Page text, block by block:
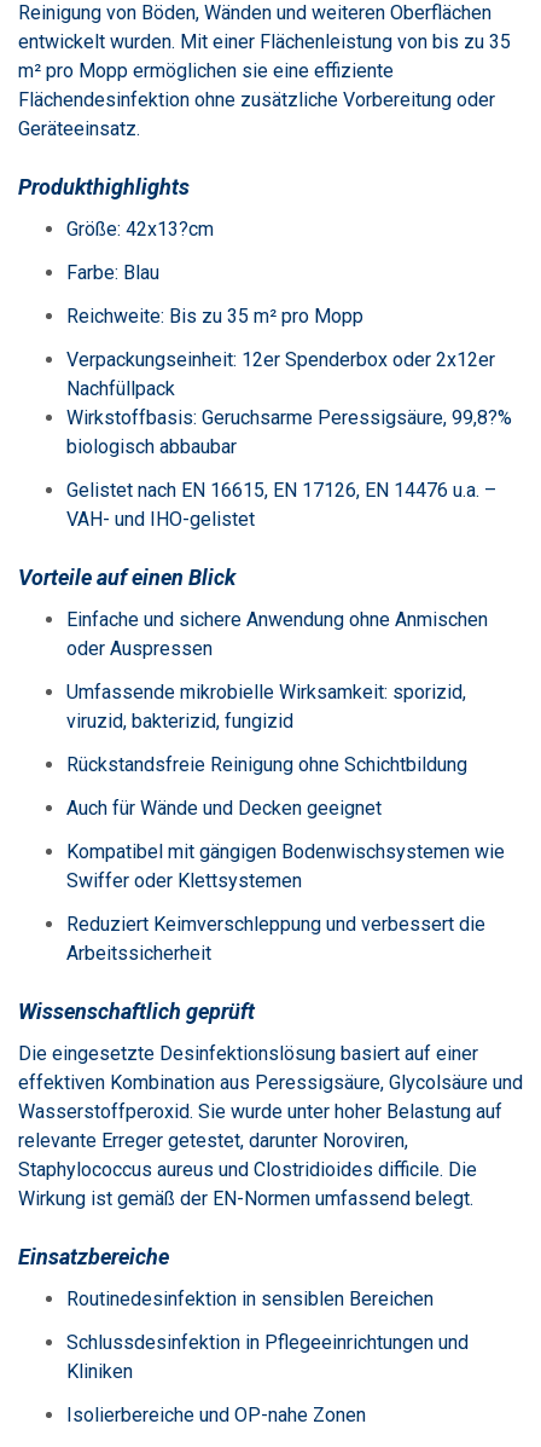
Reinigung von Böden, Wänden und weiteren Oberflächen
entwickelt wurden. Mit einer Flächenleistung von bis zu 35
m² pro Mopp ermöglichen sie eine effiziente
Flächendesinfektion ohne zusätzliche Vorbereitung oder
Geräteeinsatz.
Produkthighlights
Größe: 42x13?cm
Farbe: Blau
Reichweite: Bis zu 35 m² pro Mopp
Verpackungseinheit: 12er Spenderbox oder 2x12er
Nachfüllpack
Wirkstoffbasis: Geruchsarme Peressigsäure, 99,8?%
biologisch abbaubar
Gelistet nach EN 16615, EN 17126, EN 14476 u.a. –
VAH- und IHO-gelistet
Vorteile auf einen Blick
Einfache und sichere Anwendung ohne Anmischen
oder Auspressen
Umfassende mikrobielle Wirksamkeit: sporizid,
viruzid, bakterizid, fungizid
Rückstandsfreie Reinigung ohne Schichtbildung
Auch für Wände und Decken geeignet
Kompatibel mit gängigen Bodenwischsystemen wie
Swiffer oder Klettsystemen
Reduziert Keimverschleppung und verbessert die
Arbeitssicherheit
Wissenschaftlich geprüft
Die eingesetzte Desinfektionslösung basiert auf einer
effektiven Kombination aus Peressigsäure, Glycolsäure und
Wasserstoffperoxid. Sie wurde unter hoher Belastung auf
relevante Erreger getestet, darunter Noroviren,
Staphylococcus aureus und Clostridioides difficile. Die
Wirkung ist gemäß der EN-Normen umfassend belegt.
Einsatzbereiche
Routinedesinfektion in sensiblen Bereichen
Schlussdesinfektion in Pflegeeinrichtungen und
Kliniken
Isolierbereiche und OP-nahe Zonen